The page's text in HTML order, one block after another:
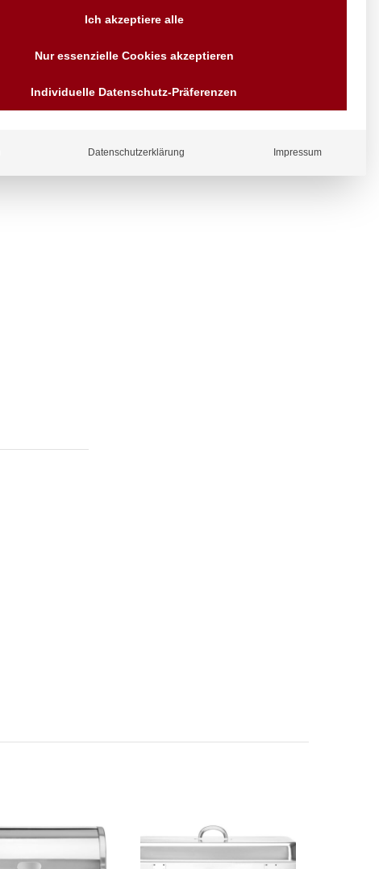
Vergl
Anfragen
Wir sind seit über 40 Jahren
für Sie da
Vorrauskasse Paypal,
Kreditkarte, Direkt
Ich akzeptiere alle
Nur essenzielle Cookies akzeptieren
Individuelle Datenschutz-Präferenzen
Datenschutzerklärung Impressum